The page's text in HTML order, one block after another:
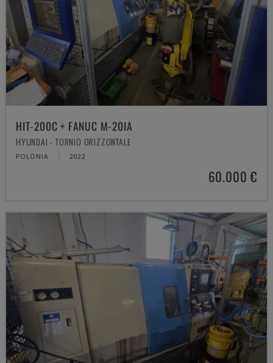
HIT-200C + FANUC M-20IA
HYUNDAI - TORNIO ORIZZONTALE
POLONIA 2022
60.000 €